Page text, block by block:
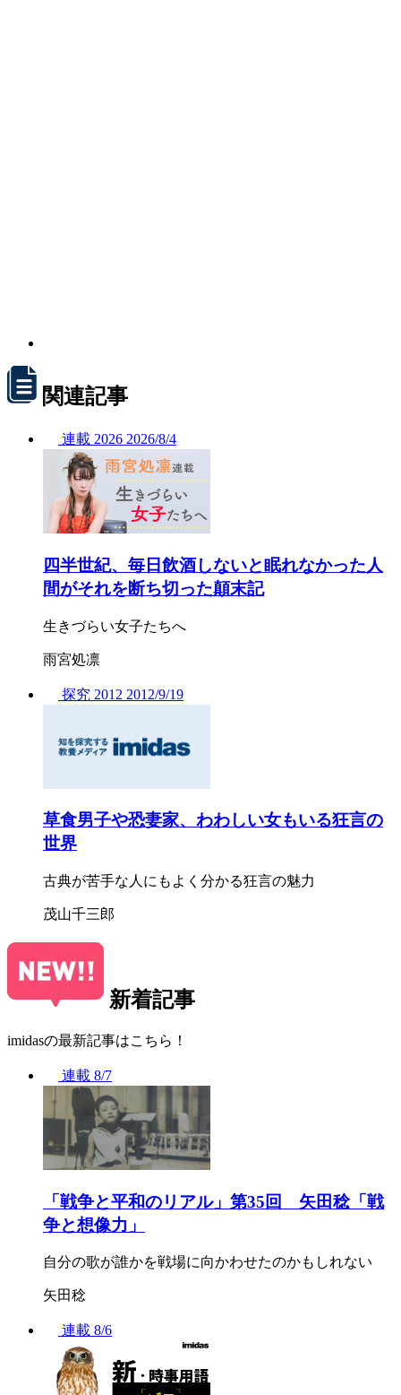
関連記事
連載 2026 2026/8/4
四半世紀、毎日飲酒しないと眠れなかった人
間がそれを断ち切った顛末記
生きづらい女子たちへ
雨宮処凛
探究 2012 2012/9/19
草食男子や恐妻家、わわしい女もいる狂言の
世界
古典が苦手な人にもよく分かる狂言の魅力
茂山千三郎
新着記事
imidasの最新記事はこちら！
連載 8/7
「戦争と平和のリアル」第35回 矢田稔「戦
争と想像力」
自分の歌が誰かを戦場に向かわせたのかもしれない
矢田稔
連載 8/6